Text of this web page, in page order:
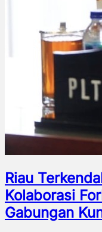
Riau
Kolaborasi
Gabungan